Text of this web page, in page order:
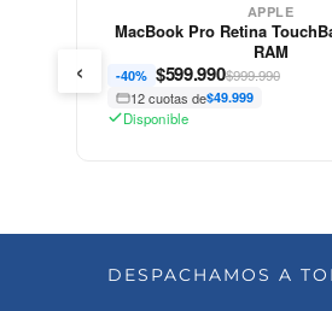
APPLE
MacBook Pro Retina
RAM
-40% $599.990$999.990
12 cuotas de$49.999
Disponible
‹
DESPACHAMOS A